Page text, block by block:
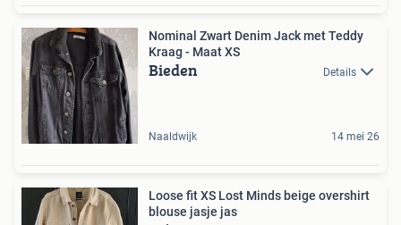
Nominal Zwart Denim Jack met Teddy
Kraag - Maat XS
Bieden Details
Naaldwijk 14 mei 26
Loose fit XS Lost Minds beige overshirt
blouse jasje jas